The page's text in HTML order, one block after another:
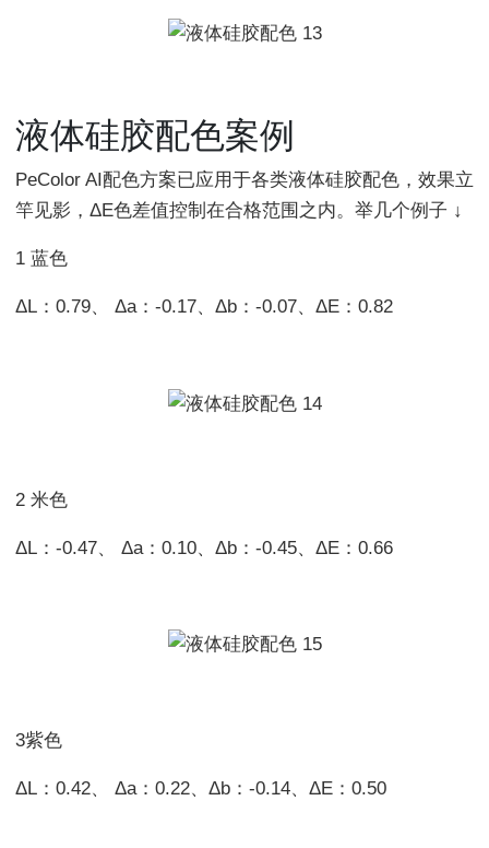
液体硅胶配色案例
PeColor AI配色方案已应用于各类液体硅胶配色，效果立
竿见影，ΔE色差值控制在合格范围之内。举几个例子 ↓
1 蓝色
ΔL：0.79、 Δa：-0.17、Δb：-0.07、ΔE：0.82
2 米色
ΔL：-0.47、 Δa：0.10、Δb：-0.45、ΔE：0.66
3紫色
ΔL：0.42、 Δa：0.22、Δb：-0.14、ΔE：0.50